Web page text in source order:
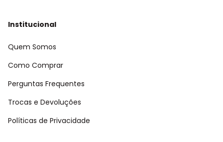
Institucional
Quem Somos
Como Comprar
Perguntas Frequentes
Trocas e Devoluções
Políticas de Privacidade